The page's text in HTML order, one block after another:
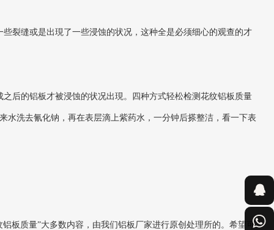
缝或是出現了一些浸蚀的状况，这种全是必须细心的观查的才
的铝板才被浸蚀的状况出現。四种方式轻松检测花纹铝板质量
水洗去氰化钠，再在表层滴上紫药水，一分钟后搽整洁，看一下表
质量”大多数内容，由我们铝板厂家进行原创处理所的。希望可